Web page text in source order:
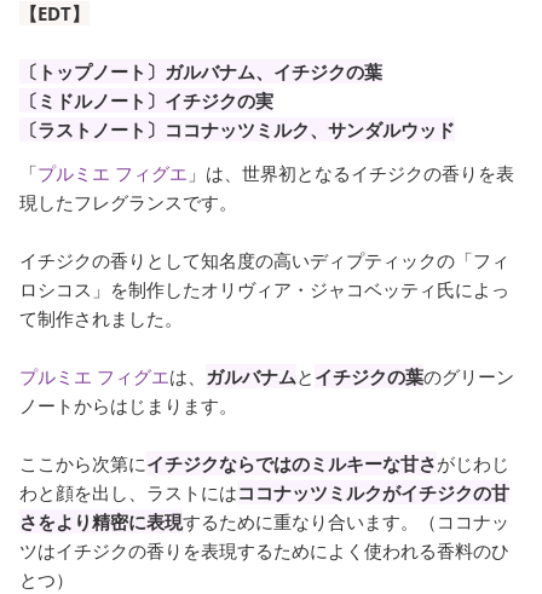
【EDT】
〔トップノート〕ガルバナム、イチジクの葉
〔ミドルノート〕イチジクの実
〔ラストノート〕ココナッツミルク、サンダルウッド
「プルミエ フィグエ 」は、世界初となるイチジクの香りを表
現したフレグランスです。
イチジクの香りとして知名度の高いディプティックの「フィ
ロシコス」を制作したオリヴィア・ジャコベッティ氏によっ
て制作されました。
プルミエ フィグエは、 ガルバナムと イチジクの葉のグリーン
ノートからはじまります。
ここから次第にイチジクならではのミルキーな甘さがじわじ
わと顔を出し、ラストにはココナッツミルクがイチジクの甘
さをより精密に表現するために重なり合います。（ココナッ
ツはイチジクの香りを表現するためによく使われる香料のひ
とつ）